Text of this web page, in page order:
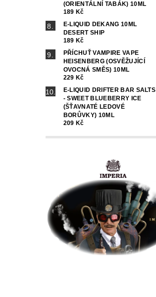
(ORIENTÁLNÍ TABÁK) 10ML
189 Kč
E-LIQUID DEKANG 10ML
DESERT SHIP
189 Kč
PŘÍCHUŤ VAMPIRE VAPE
HEISENBERG (OSVĚŽUJÍCÍ
OVOCNÁ SMĚS) 10ML
229 Kč
E-LIQUID DRIFTER BAR SALTS
- SWEET BLUEBERRY ICE
(ŠŤAVNATÉ LEDOVÉ
BORŮVKY) 10ML
209 Kč